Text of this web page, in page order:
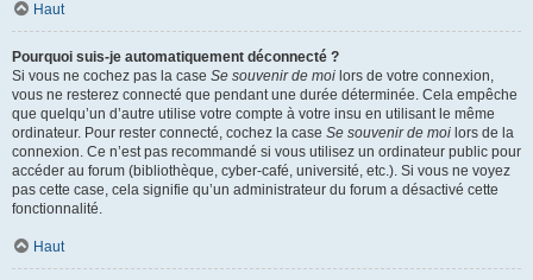
Haut
Pourquoi suis-je automatiquement déconnecté ?
Si vous ne cochez pas la case Se souvenir de moi lors de votre connexion,
vous ne resterez connecté que pendant une durée déterminée. Cela empêche
que quelqu’un d’autre utilise votre compte à votre insu en utilisant le même
ordinateur. Pour rester connecté, cochez la case Se souvenir de moi lors de la
connexion. Ce n’est pas recommandé si vous utilisez un ordinateur public pour
accéder au forum (bibliothèque, cyber-café, université, etc.). Si vous ne voyez
pas cette case, cela signifie qu’un administrateur du forum a désactivé cette
fonctionnalité.
Haut